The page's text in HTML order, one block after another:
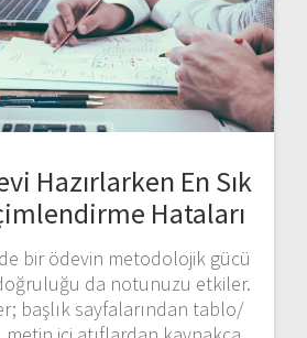
Hazırlarken En Sık
Hataları
bir ödevin metodolojik gücü
da notunuzu etkiler.
başlık sayfalarından tablo/